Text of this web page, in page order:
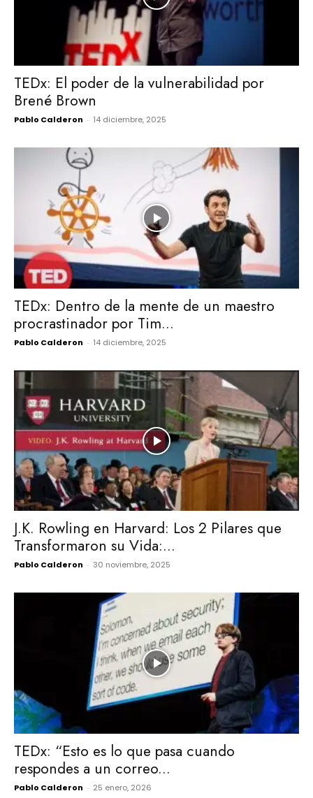
TEDx: El poder de la vulnerabilidad por
Brené Brown
Pablo Calderon - 14 diciembre, 2025
TEDx: Dentro de la mente de un maestro
procrastinador por Tim...
Pablo Calderon - 14 diciembre, 2025
J.K. Rowling en Harvard: Los 2 Pilares que
Transformaron su Vida:...
Pablo Calderon - 30 noviembre, 2025
TEDx: “Esto es lo que pasa cuando
respondes a un correo...
Pablo Calderon - 25 enero, 2026